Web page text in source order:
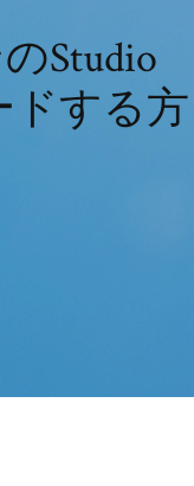
Studio
ドする方